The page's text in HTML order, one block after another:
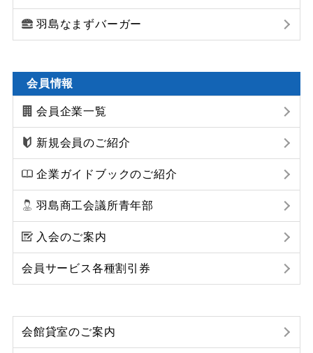
羽島なまずバーガー
会員情報
会員企業一覧
新規会員のご紹介
企業ガイドブックのご紹介
羽島商工会議所青年部
入会のご案内
会員サービス各種割引券
会館貸室のご案内